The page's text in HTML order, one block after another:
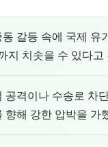
갈등 속에 국제 유
지 치솟을 수 있다고
공격이나 수송로 차
향해 강한 압박을 가